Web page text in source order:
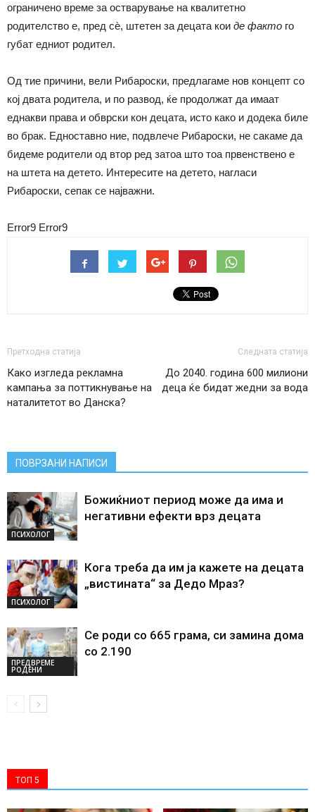
ограничено време за остварување на квалитетно
родителство е, пред сѐ, штетен за децата кои де факто го
губат едниот родител.
Од тие причини, вели Рибароски, предлагаме нов концепт со
кој двата родитела, и по развод, ќе продолжат да имаат
еднакви права и обврски кон децата, исто како и додека биле
во брак. Едноставно ние, подвлече Рибароски, не сакаме да
бидеме родители од втор ред затоа што тоа првенствено е
на штета на детето. Интересите на детето, нагласи
Рибароски, сепак се најважни.
Error9 Error9
Претходна статија
Како изгледа рекламна
кампања за поттикнување на
наталитетот во Данска?
Следната статија
До 2040. година 600 милиони
деца ќе бидат жедни за вода
ПОВРЗАНИ НАПИСИ
ПСИХОЛОГ
Божиќниот период може да има и
негативни ефекти врз децата
ПСИХОЛОГ
Кога треба да им ја кажете на децата
„вистината“ за Дедо Мраз?
ПРЕДВРЕМЕ
РОДЕНИ
Се роди со 665 грама, си замина дома
со 2.190
ТОП 5